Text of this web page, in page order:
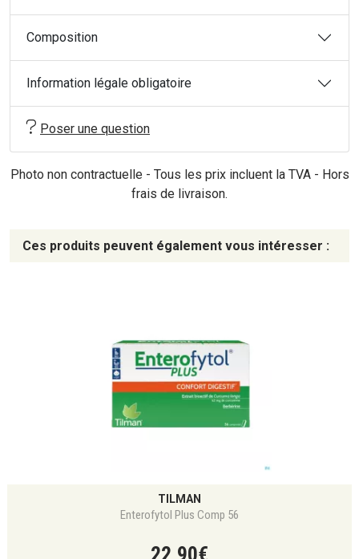
Composition
Information légale obligatoire
Poser une question
Photo non contractuelle - Tous les prix incluent la TVA - Hors
frais de livraison.
Ces produits peuvent également vous intéresser :
TILMAN
Enterofytol Plus Comp 56
22 90€